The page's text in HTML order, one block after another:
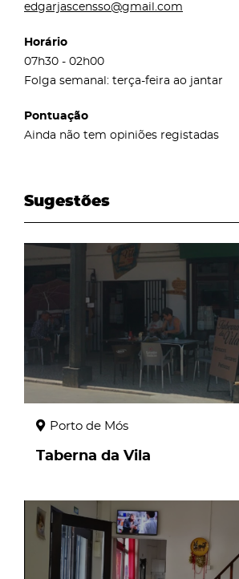
edgarjascensso@gmail.com
Horário
07h30 - 02h00
Folga semanal: terça-feira ao jantar
Pontuação
Ainda não tem opiniões registadas
Sugestões
page
Porto de Mós
Taberna da Vila
page